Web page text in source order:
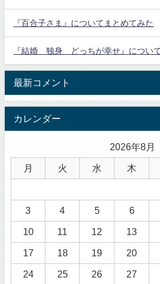
『百合子さま』についてまとめてみた
『結婚 独身 どっちが幸せ』につい
最新コメント
カレンダー
2026年8月
月 火 水 木
3 4 5 6
10 11 12 13
17 18 19 20
24 25 26 27